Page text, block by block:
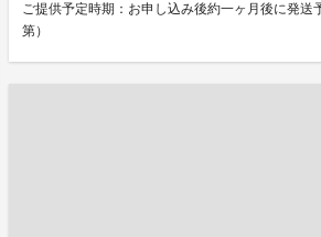
ご提供予定時期：お申し込み後約一ヶ月後に発送
第）